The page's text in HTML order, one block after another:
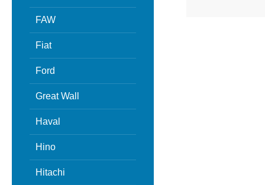
FAW
Fiat
Ford
Great Wall
Haval
Hino
Hitachi